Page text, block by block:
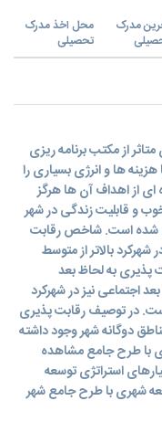
مدرک
محل اخذ مدرک
تحصیلی
از مکتب برنامه ریزی
ها و انرژی بسیاری را
از اهداف آن ها هرگز
و قابلیت زندگی در شهر
شده است. شاخص رقابت
بالاتر از متوسط
به لحاظ بعد
اجتماعی نیز در شهرکرد
در توصیف رقابت پذیری
دوگانه شهر وجود داشته
با طرح جامع مشاهده
استراتژی توسعه
شهری با طرح جامع شهر